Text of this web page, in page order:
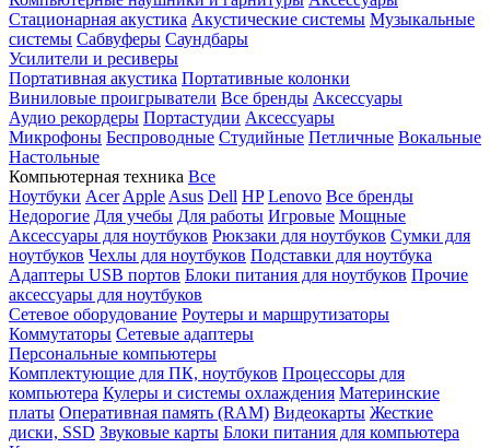
Стационарная акустика Акустические системы Музыкальные
системы Сабвуферы Саундбары
Усилители и ресиверы
Портативная акустика Портативные колонки
Виниловые проигрыватели Все бренды Аксессуары
Аудио рекордеры Портастудии Аксессуары
Микрофоны Беспроводные Студийные Петличные Вокальные
Настольные
Компьютерная техника Все
Ноутбуки Acer Apple Asus Dell HP Lenovo Все бренды
Недорогие Для учебы Для работы Игровые Мощные
Аксессуары для ноутбуков Рюкзаки для ноутбуков Сумки для
ноутбуков Чехлы для ноутбуков Подставки для ноутбука
Адаптеры USB портов Блоки питания для ноутбуков Прочие
аксессуары для ноутбуков
Сетевое оборудование Роутеры и маршрутизаторы
Коммутаторы Сетевые адаптеры
Персональные компьютеры
Комплектующие для ПК, ноутбуков Процессоры для
компьютера Кулеры и системы охлаждения Материнские
платы Оперативная память (RAM) Видеокарты Жесткие
диски, SSD Звуковые карты Блоки питания для компьютера